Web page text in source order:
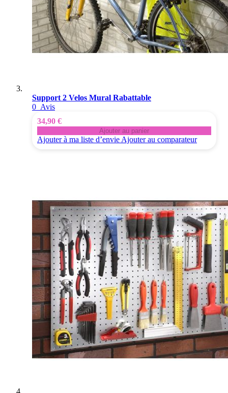
Support 2 Velos Mural Rabattable
0 Avis
34,90 €
Ajouter au panier
Ajouter à ma liste d’envie Ajouter au comparateur